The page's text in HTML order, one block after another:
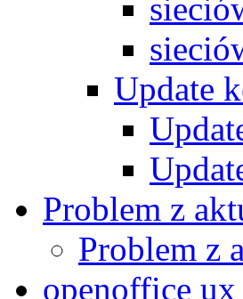
Update
Problem z
Problem z
openoffice ux